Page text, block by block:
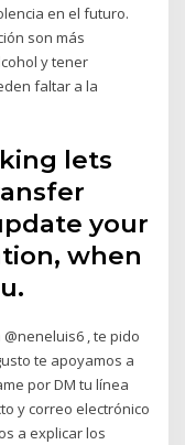
en el futuro.
son más
y tener
faltar a la
lets
your
when
@neneluis6 , te pido
te apoyamos a
por DM tu línea
y correo electrónico
a explicar los